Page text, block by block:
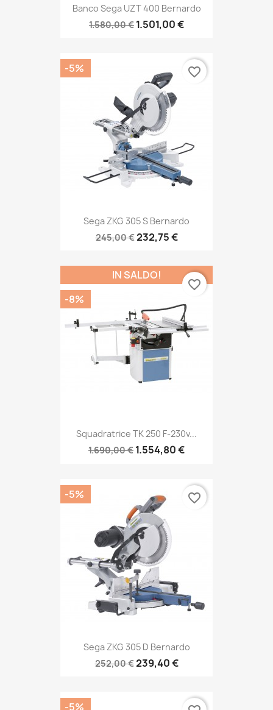
Banco Sega UZT 400 Bernardo
1.580,00 € 1.501,00 €
Sega ZKG 305 S Bernardo
245,00 €232,75 €
-5% favorite_border
Squadratrice TK 250 F-230v...
1.690,00 € 1.554,80 €
IN SALDO!
-8%
favorite_border
Sega ZKG 305 D Bernardo
252,00 €239,40 €
-5% favorite_border
-5%